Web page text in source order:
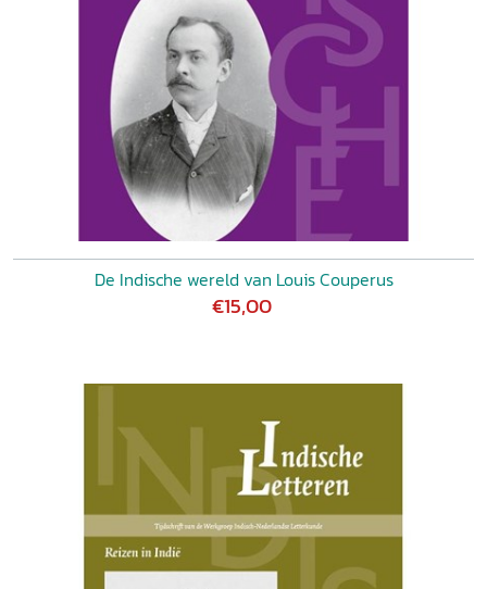
De Indische wereld van Louis Couperus
€15,00